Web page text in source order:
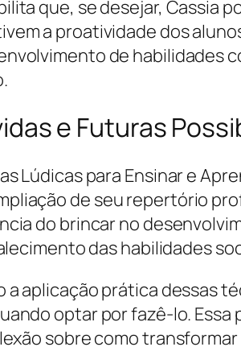
que, se desejar, Cassia
a proatividade dos
de habilidades
e Futuras
Lúdicas para Ensinar e
de seu repertório
do brincar no
das habilidades
a aplicação prática dessas
optar por fazê-lo.
sobre como